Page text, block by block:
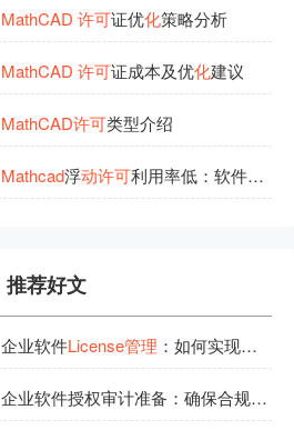
MathCAD 许可证优化策略分析
MathCAD 许可证成本及优化建议
MathCAD许可类型介绍
Mathcad浮动许可利用率低：软件许
推荐好文
企业软件License管理 ：如何实现稳定可靠的全生命周期管控
企业软件授权审计准备：确保合规运营的关键步骤